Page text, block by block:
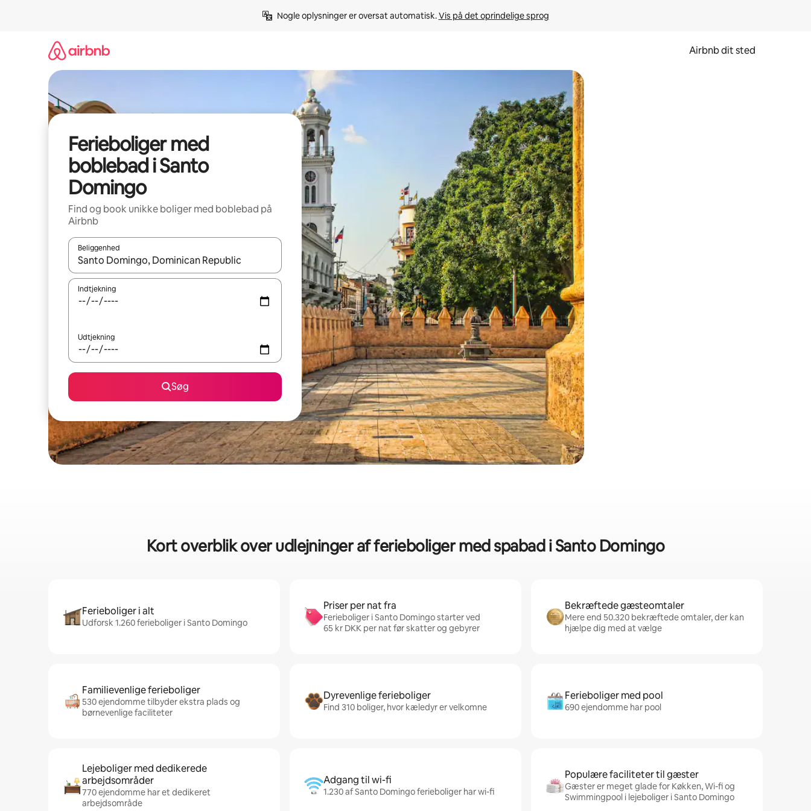
Nogle oplysninger er oversat automatisk. Vis på det oprindelige sprog
Airbnb dit sted
Ferieboliger med
boblebad i Santo
Domingo
Find og book unikke boliger med boblebad på
Airbnb
Beliggenhed
Når resultaterne er tilgængelige, skal du navigere med piletasterne op og ned eller se mere ved at trykke eller stryge.
Indtjekning
Udtjekning
Søg
Kort overblik over udlejninger af ferieboliger med spabad i Santo Domingo
Ferieboliger i alt
Udforsk 1.260 ferieboliger i Santo Domingo
Priser per nat fra
Ferieboliger i Santo Domingo starter ved
65 kr DKK per nat før skatter og gebyrer
Bekræftede gæsteomtaler
Mere end 50.320 bekræftede omtaler, der kan
hjælpe dig med at vælge
Familievenlige ferieboliger
530 ejendomme tilbyder ekstra plads og
børnevenlige faciliteter
Dyrevenlige ferieboliger
Find 310 boliger, hvor kæledyr er velkomne
Ferieboliger med pool
690 ejendomme har pool
Lejeboliger med dedikerede
arbejdsområder
770 ejendomme har et dedikeret
arbejdsområde
Adgang til wi-fi
1.230 af Santo Domingo ferieboliger har wi-fi
Populære faciliteter til gæster
Gæster er meget glade for Køkken, Wi-fi og
Swimmingpool i lejeboliger i Santo Domingo